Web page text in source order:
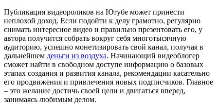
Публикация видеороликов на Ютубе может принести
неплохой доход. Если подойти к делу грамотно, регулярно
снимать интересное видео и правильно презентовать его, у
автора получится собрать вокруг себя многотысячную
аудиторию, успешно монетизировать свой канал, получая в
дальнейшем деньги из воздуха. Начинающий видеоблогер
сможет найти в свободном доступе информацию о базовых
этапах создания и развития канала, рекомендации касательно
его продвижения и привлечения новых подписчиков. Главное
– это желание достичь своей цели и двигаться вперед,
занимаясь любимым делом.